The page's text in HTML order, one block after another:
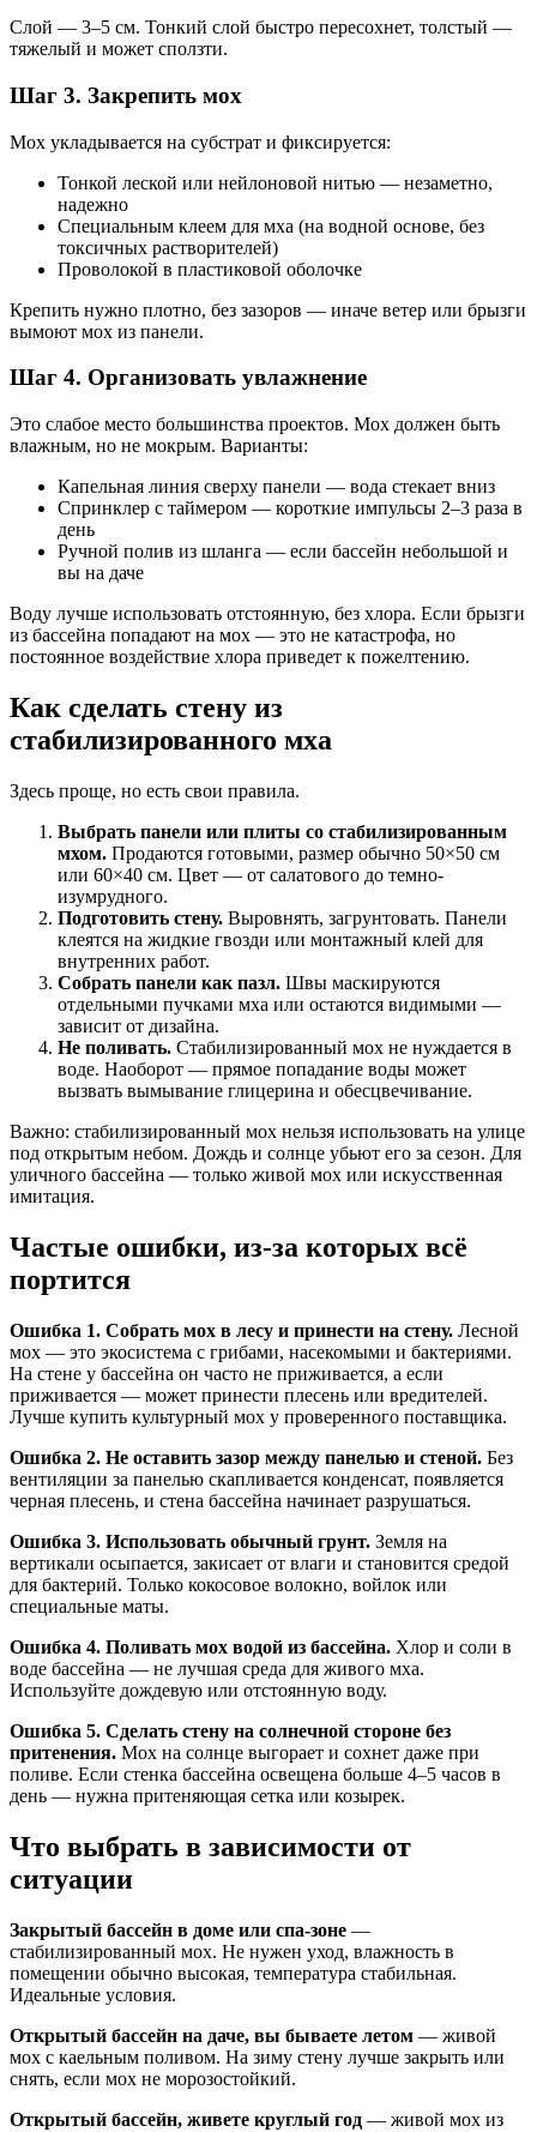
Слой — 3–5 см. Тонкий слой быстро пересохнет, толстый —
тяжелый и может сползти.
Шаг 3. Закрепить мох
Мох укладывается на субстрат и фиксируется:
Тонкой леской или нейлоновой нитью — незаметно,
надежно
Специальным клеем для мха (на водной основе, без
токсичных растворителей)
Проволокой в пластиковой оболочке
Крепить нужно плотно, без зазоров — иначе ветер или брызги
вымоют мох из панели.
Шаг 4. Организовать увлажнение
Это слабое место большинства проектов. Мох должен быть
влажным, но не мокрым. Варианты:
Капельная линия сверху панели — вода стекает вниз
Спринклер с таймером — короткие импульсы 2–3 раза в
день
Ручной полив из шланга — если бассейн небольшой и
вы на даче
Воду лучше использовать отстоянную, без хлора. Если брызги
из бассейна попадают на мох — это не катастрофа, но
постоянное воздействие хлора приведет к пожелтению.
Как сделать стену из
стабилизированного мха
Здесь проще, но есть свои правила.
Выбрать панели или плиты со стабилизированным
мхом. Продаются готовыми, размер обычно 50×50 см
или 60×40 см. Цвет — от салатового до темно-
изумрудного.
Подготовить стену. Выровнять, загрунтовать. Панели
клеятся на жидкие гвозди или монтажный клей для
внутренних работ.
Собрать панели как пазл. Швы маскируются
отдельными пучками мха или остаются видимыми —
зависит от дизайна.
Не поливать. Стабилизированный мох не нуждается в
воде. Наоборот — прямое попадание воды может
вызвать вымывание глицерина и обесцвечивание.
Важно: стабилизированный мох нельзя использовать на улице
под открытым небом. Дождь и солнце убьют его за сезон. Для
уличного бассейна — только живой мох или искусственная
имитация.
Частые ошибки, из-за которых всё
портится
Ошибка 1. Собрать мох в лесу и принести на стену. Лесной
мох — это экосистема с грибами, насекомыми и бактериями.
На стене у бассейна он часто не приживается, а если
приживается — может принести плесень или вредителей.
Лучше купить культурный мох у проверенного поставщика.
Ошибка 2. Не оставить зазор между панелью и стеной. Без
вентиляции за панелью скапливается конденсат, появляется
черная плесень, и стена бассейна начинает разрушаться.
Ошибка 3. Использовать обычный грунт. Земля на
вертикали осыпается, закисает от влаги и становится средой
для бактерий. Только кокосовое волокно, войлок или
специальные маты.
Ошибка 4. Поливать мох водой из бассейна. Хлор и соли в
воде бассейна — не лучшая среда для живого мха.
Используйте дождевую или отстоянную воду.
Ошибка 5. Сделать стену на солнечной стороне без
притенения. Мох на солнце выгорает и сохнет даже при
поливе. Если стенка бассейна освещена больше 4–5 часов в
день — нужна притеняющая сетка или козырек.
Что выбрать в зависимости от
ситуации
Закрытый бассейн в доме или спа-зоне —
стабилизированный мох. Не нужен уход, влажность в
помещении обычно высокая, температура стабильная.
Идеальные условия.
Открытый бассейн на даче, вы бываете летом — живой
мох с каельным поливом. На зиму стену лучше закрыть или
снять, если мох не морозостойкий.
Открытый бассейн, живете круглый год — живой мох из